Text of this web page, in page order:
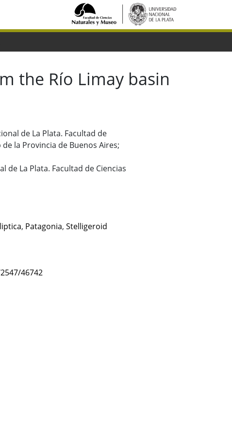
the Río Limay basin
de La Plata. Facultad de
la Provincia de Buenos Aires;
de La Plata. Facultad de Ciencias
, Patagonia, Stelligeroid
46742